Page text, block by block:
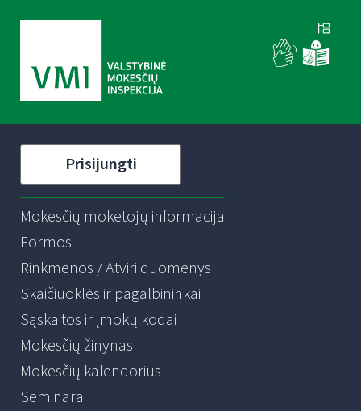
Prisijungti
Mokesčių mokėtojų informacija
Formos
Rinkmenos / Atviri duomenys
Skaičiuoklės ir pagalbininkai
Sąskaitos ir įmokų kodai
Mokesčių žinynas
Mokesčių kalendorius
Seminarai